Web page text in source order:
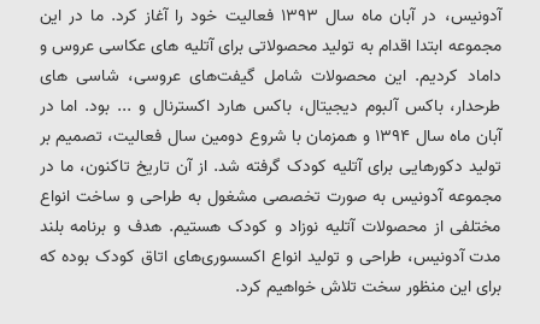
آدونیس، در آبان ماه سال 1393 فعالیت خود را آغاز کرد. ما در این
مجموعه ابتدا اقدام به تولید محصولاتی برای آتلیه های عکاسی عروس و
داماد کردیم. این محصولات شامل گیفت‌های عروسی، شاسی های
طرحدار، باکس آلبوم دیجیتال، باکس هارد اکسترنال و ... بود. اما در
آبان ماه سال 1394 و همزمان با شروع دومین سال فعالیت، تصمیم بر
تولید دکورهایی برای آتلیه کودک گرفته شد. از آن تاریخ تاکنون، ما در
مجموعه آدونیس به صورت تخصصی مشغول به طراحی و ساخت انواع
مختلفی از محصولات آتلیه نوزاد و کودک هستیم. هدف و برنامه بلند
مدت آدونیس، طراحی و تولید انواع اکسسوری‌های اتاق کودک بوده که
برای این منظور سخت تلاش خواهیم کرد.